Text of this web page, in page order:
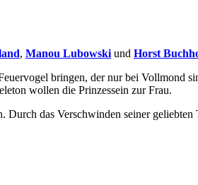
, Manou Lubowski und Horst
bringen, der nur bei Vollmond
wollen die Prinzessein zur Frau.
das Verschwinden seiner